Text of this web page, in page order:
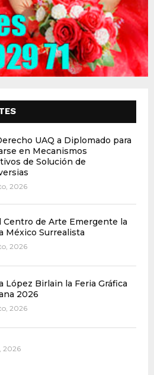
UAQ a Diplomado para
en Mecanismos
de Solución de
2026
Centro de Arte Emergente la
México Surrealista
2026
López Birlain la Feria Gráfica
2026
2026
2026